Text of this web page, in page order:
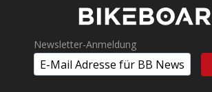
Newsletter-Anmeldung